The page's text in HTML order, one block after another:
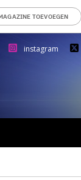
TOEVOEGEN
instagram